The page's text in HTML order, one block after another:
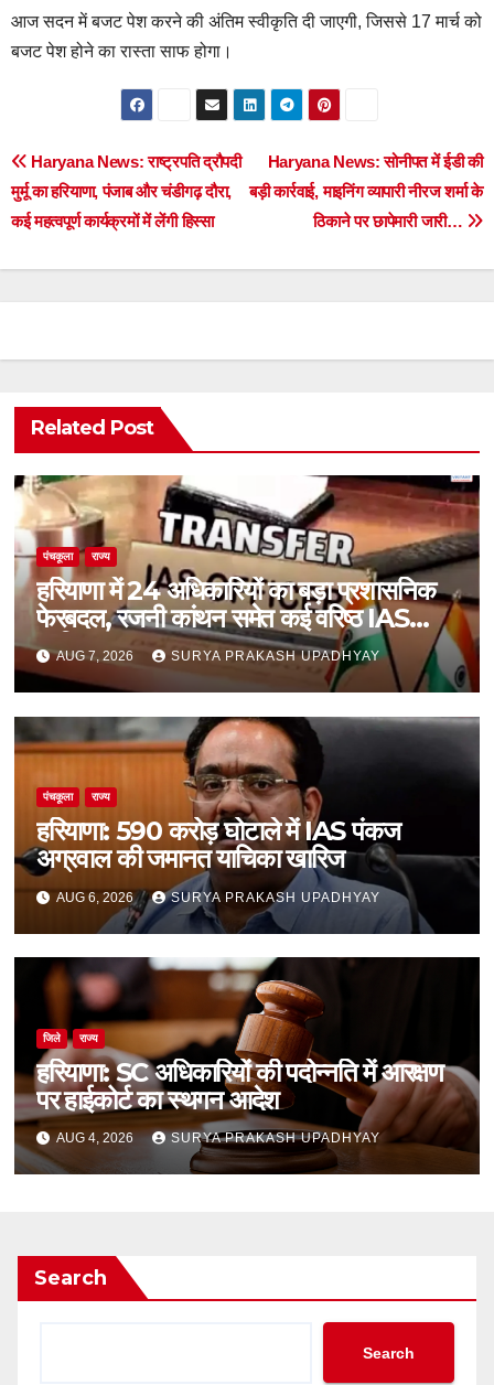
आज सदन में बजट पेश करने की अंतिम स्वीकृति दी जाएगी, जिससे 17 मार्च को
बजट पेश होने का रास्ता साफ होगा।
Post
navigation
Haryana News: सोनीपत में ईडी की
बड़ी कार्रवाई, माइनिंग व्यापारी नीरज शर्मा के
ठिकाने पर छापेमारी जारी…
Haryana News: राष्ट्रपति द्रौपदी
मुर्मू का हरियाणा, पंजाब और चंडीगढ़ दौरा,
कई महत्वपूर्ण कार्यक्रमों में लेंगी हिस्सा
Related Post
पंचकूला राज्य
हरियाणा में 24 अधिकारियों का बड़ा प्रशासनिक
फेरबदल, रजनी कांथन समेत कई वरिष्ठ IAS
शामिल
AUG 7, 2026 SURYA PRAKASH UPADHYAY
पंचकूला राज्य
हरियाणा: 590 करोड़ घोटाले में IAS पंकज
अग्रवाल की जमानत याचिका खारिज
AUG 6, 2026 SURYA PRAKASH UPADHYAY
जिले राज्य
हरियाणा: SC अधिकारियों की पदोन्नति में आरक्षण
पर हाईकोर्ट का स्थगन आदेश
AUG 4, 2026 SURYA PRAKASH UPADHYAY
Search
Search